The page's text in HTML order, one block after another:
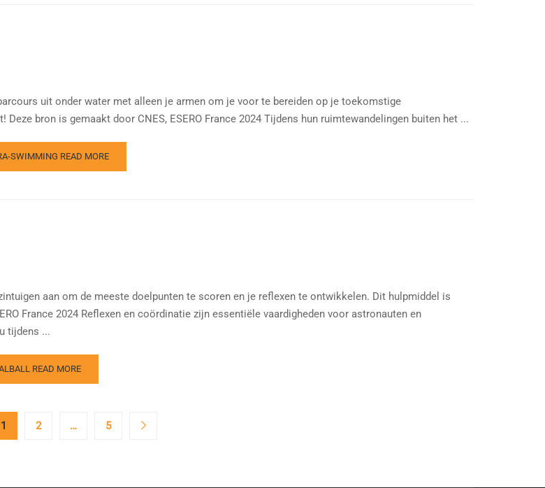
uit onder water met alleen je armen om je voor te bereiden op je toekomstige
Deze bron is gemaakt door CNES, ESERO France 2024 Tijdens hun ruimtewandelingen buiten het ...
SWIMMING READ MORE
aan om de meeste doelpunten te scoren en je reflexen te ontwikkelen. Dit hulpmiddel is
France 2024 Reflexen en coördinatie zijn essentiële vaardigheden voor astronauten en
tijdens ...
READ MORE
1 2 … 5